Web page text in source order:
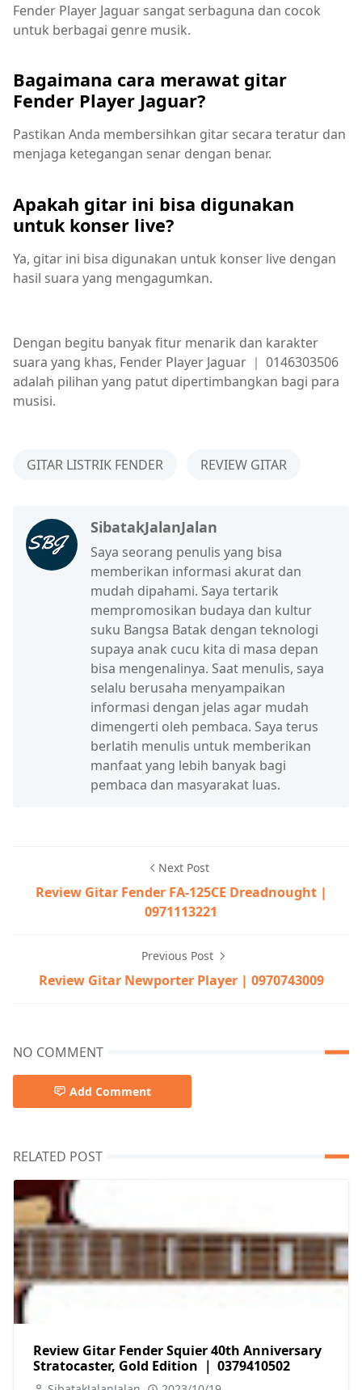
Fender Player Jaguar sangat serbaguna dan cocok
untuk berbagai genre musik.
Bagaimana cara merawat gitar
Fender Player Jaguar?
Pastikan Anda membersihkan gitar secara teratur dan
menjaga ketegangan senar dengan benar.
Apakah gitar ini bisa digunakan
untuk konser live?
Ya, gitar ini bisa digunakan untuk konser live dengan
hasil suara yang mengagumkan.
Dengan begitu banyak fitur menarik dan karakter
suara yang khas, Fender Player Jaguar ｜ 0146303506
adalah pilihan yang patut dipertimbangkan bagi para
musisi.
GITAR LISTRIK FENDER REVIEW GITAR
SibatakJalanJalan
Saya seorang penulis yang bisa
memberikan informasi akurat dan
mudah dipahami. Saya tertarik
mempromosikan budaya dan kultur
suku Bangsa Batak dengan teknologi
supaya anak cucu kita di masa depan
bisa mengenalinya. Saat menulis, saya
selalu berusaha menyampaikan
informasi dengan jelas agar mudah
dimengerti oleh pembaca. Saya terus
berlatih menulis untuk memberikan
manfaat yang lebih banyak bagi
pembaca dan masyarakat luas.
Next Post
Review Gitar Fender FA-125CE Dreadnought |
0971113221
Previous Post
Review Gitar Newporter Player | 0970743009
NO COMMENT
Add Comment
RELATED POST
Review Gitar Fender Squier 40th Anniversary
Stratocaster, Gold Edition ｜ 0379410502